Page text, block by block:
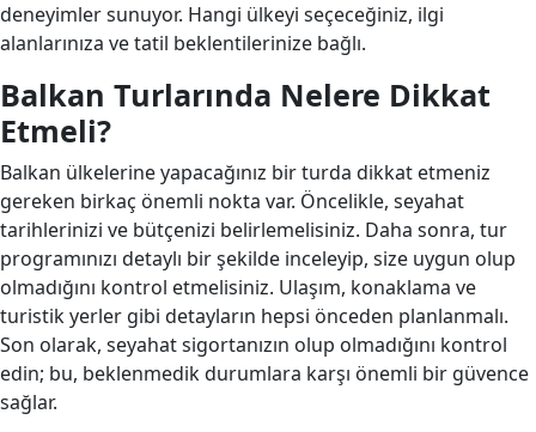
deneyimler sunuyor. Hangi ülkeyi seçeceğiniz, ilgi
alanlarınıza ve tatil beklentilerinize bağlı.
Balkan Turlarında Nelere Dikkat
Etmeli?
Balkan ülkelerine yapacağınız bir turda dikkat etmeniz
gereken birkaç önemli nokta var. Öncelikle, seyahat
tarihlerinizi ve bütçenizi belirlemelisiniz. Daha sonra, tur
programınızı detaylı bir şekilde inceleyip, size uygun olup
olmadığını kontrol etmelisiniz. Ulaşım, konaklama ve
turistik yerler gibi detayların hepsi önceden planlanmalı.
Son olarak, seyahat sigortanızın olup olmadığını kontrol
edin; bu, beklenmedik durumlara karşı önemli bir güvence
sağlar.